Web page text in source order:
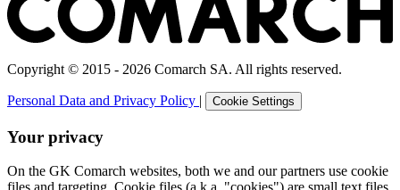
Copyright © 2015 - 2026 Comarch SA. All rights reserved.
Personal Data and Privacy Policy | Cookie Settings
Your privacy
On the GK Comarch websites, both we and our partners use cookie